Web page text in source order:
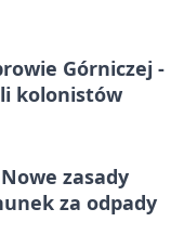
Górniczej -
kolonistów
zasady
za odpady